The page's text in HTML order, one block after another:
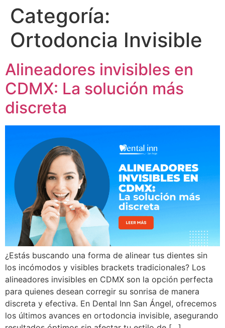
Categoría:
Ortodoncia Invisible
Alineadores invisibles en
CDMX: La solución más
discreta
¿Estás buscando una forma de alinear tus dientes sin
los incómodos y visibles brackets tradicionales? Los
alineadores invisibles en CDMX son la opción perfecta
para quienes desean corregir su sonrisa de manera
discreta y efectiva. En Dental Inn San Ángel, ofrecemos
los últimos avances en ortodoncia invisible, asegurando